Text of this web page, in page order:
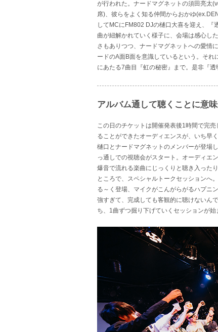
が行われた。ナードマグネットの須田亮太
席)、彼らをよく知る仲間からおかゆ
してMCにFM802 DJの樋口大喜を迎え、
曲が紐解かれていく様子に、会場は感心し
さもありつつ、ナードマグネットへの愛情
ードのA面B面を意識しているという。そ
にあたる7曲目『虹の秘密』まで。是非『
アルバム通して聴くことに意
この日のチケットは開催発表後1時間で完
ることができたオーディエンスが、いち早
樋口とナードマグネットのメンバーが登場
っ通しでの視聴会がスタート。オーディエ
爆音で流れる楽曲にじっくりと聴き入った
ところで、スペシャルトークセッションへ
る～く登場、マイクがこんがらがるハプニ
強すぎて、完成しても客観的に聴けないん
ち、1曲ずつ掘り下げていくセッションが